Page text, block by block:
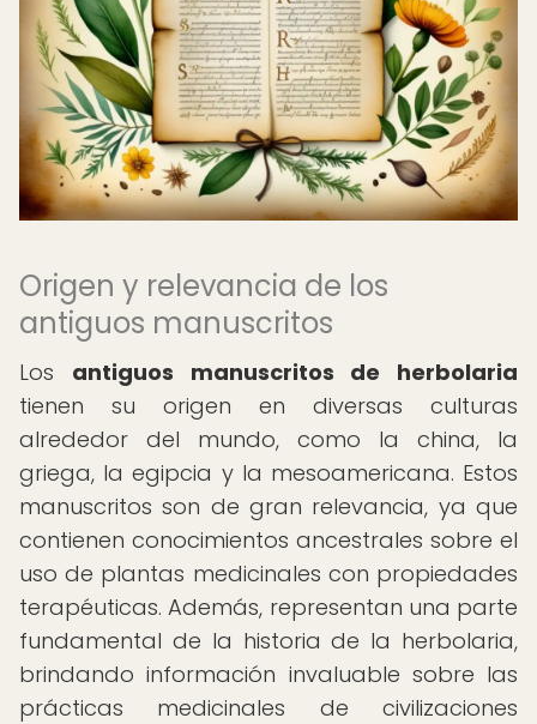
Origen y relevancia de los
antiguos manuscritos
Los antiguos manuscritos de herbolaria
tienen su origen en diversas culturas
alrededor del mundo, como la china, la
griega, la egipcia y la mesoamericana. Estos
manuscritos son de gran relevancia, ya que
contienen conocimientos ancestrales sobre el
uso de plantas medicinales con propiedades
terapéuticas. Además, representan una parte
fundamental de la historia de la herbolaria,
brindando información invaluable sobre las
prácticas medicinales de civilizaciones